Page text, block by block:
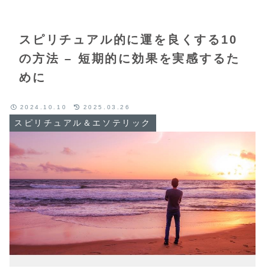
スピリチュアル的に運を良くする10
の方法 – 短期的に効果を実感するた
めに
スピリチュアル＆エソテリック
2024.10.10 2025.03.26